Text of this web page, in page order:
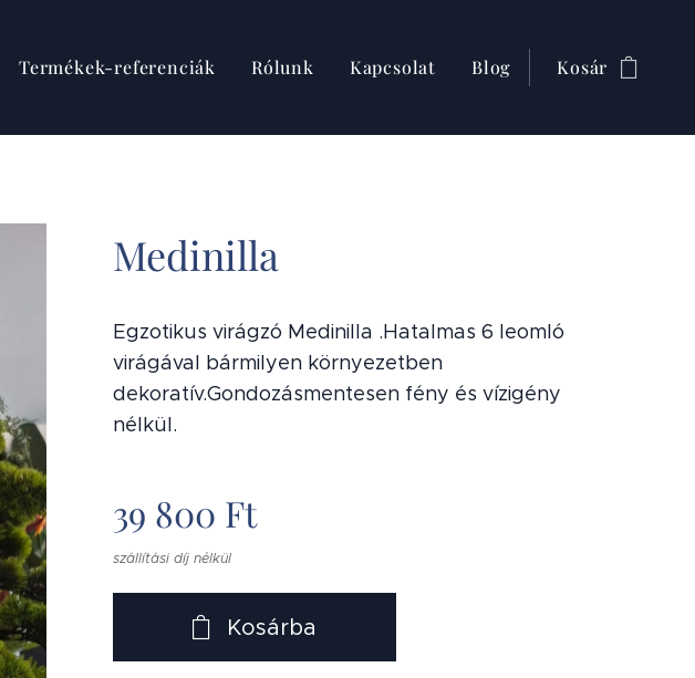
Termékek-referenciák Rólunk Kapcsolat Blog Kosár
Medinilla
Egzotikus virágzó Medinilla .Hatalmas 6 leomló
virágával bármilyen környezetben
dekoratív.Gondozásmentesen fény és vízigény
nélkül.
39 800 Ft
szállítási díj nélkül
Kosárba